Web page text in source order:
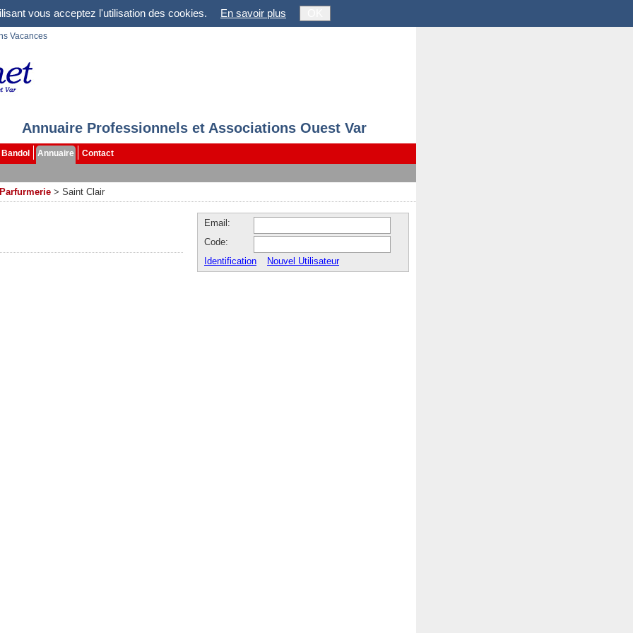
vous acceptez l'utilisation des cookies. En savoir plus
Vacances
Annuaire Professionnels et Associations Ouest Var
Bandol Annuaire
Contact
Parfurmerie > Saint Clair
Email:
Code:
Identification
Nouvel Utilisateur